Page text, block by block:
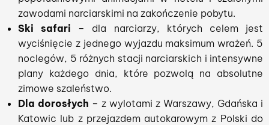
zawodami narciarskimi na zakończenie pobytu.
Ski safari – dla narciarzy, których celem jest
wyciśnięcie z jednego wyjazdu maksimum wrażeń. 5
noclegów, 5 różnych stacji narciarskich i intensywne
plany każdego dnia, które pozwolą na absolutne
zimowe szaleństwo.
Dla dorosłych – z wylotami z Warszawy, Gdańska i
Katowic lub z przejazdem autokarowym z Polski do